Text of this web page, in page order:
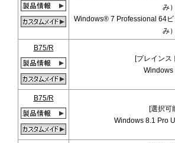
み）
Windows® 7 Professional 64
み）
B75/R
[プレインス
Windows
B75/R
[選択可
Windows 8.1 Pro